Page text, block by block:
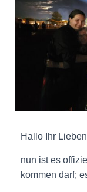
Hallo Ihr
nun ist es
kommen darf;